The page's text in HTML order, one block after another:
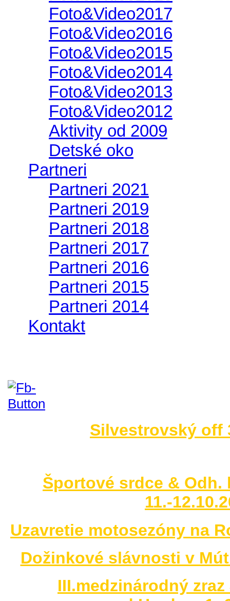
Foto&Video2017
Foto&Video2016
Foto&Video2015
Foto&Video2014
Foto&Video2013
Foto&Video2012
Aktivity od 2009
Detské oko
Partneri
Partneri 2021
Partneri 2019
Partneri 2018
Partneri 2017
Partneri 2016
Partneri 2015
Partneri 2014
Kontakt
Silvestrovský off
Športové srdce &
11.-
Uzavretie motosezóny na
Dožinkové slávnosti v
III.medzinárodný